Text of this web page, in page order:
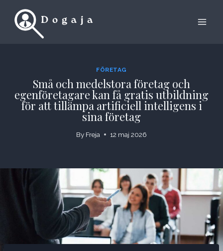
FÖRETAG
Små och medelstora företag och
egenföretagare kan få gratis utbildning
för att tillämpa artificiell intelligens i
sina företag
By Freja 12 maj 2026